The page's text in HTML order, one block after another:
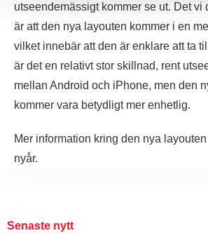
utseendemässigt kommer se ut. Det vi
är att den nya layouten kommer i en
vilket innebär att den är enklare att ta
är det en relativt stor skillnad, rent
mellan Android och iPhone, men den
kommer vara betydligt mer enhetlig.
Mer information kring den nya
nyår.
Senaste nytt